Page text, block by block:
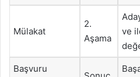
Mülakat
2.
Aşama
ve
Başvuru